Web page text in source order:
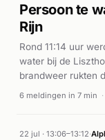
Persoon te
Rijn
Rond 11:14 uur
water bij de
brandweer rukten
werden binnen
bronnen.
6 meldingen in 7 min ·
22 jul · 13:06–13:12·